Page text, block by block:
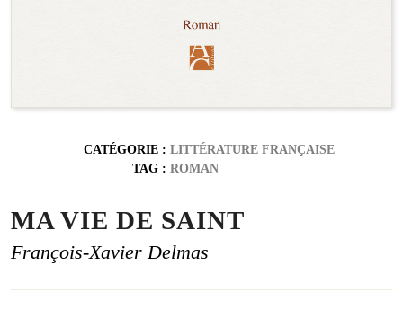
CATÉGORIE : LITTÉRATURE FRANÇAISE
TAG : ROMAN
MA VIE DE SAINT
François-Xavier Delmas